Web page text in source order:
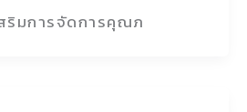
ริมการจัดการคุณภ